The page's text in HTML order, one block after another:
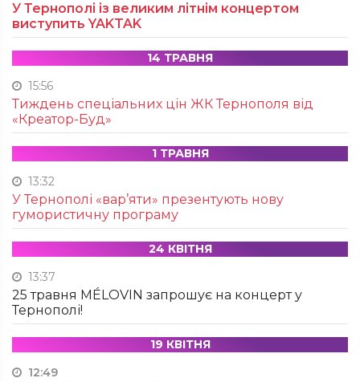
У Тернополі із великим літнім концертом
виступить YAKTAK
14 ТРАВНЯ
15:56
Тиждень спеціальних цін ЖК Тернополя від
«Креатор-Буд»
1 ТРАВНЯ
13:32
У Тернополі «вар’яти» презентують нову
гумористичну програму
24 КВІТНЯ
13:37
25 травня MÉLOVIN запрошує на концерт у
Тернополі!
19 КВІТНЯ
12:49